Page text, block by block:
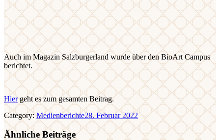
Auch im Magazin Salzburgerland wurde über den BioArt Campus
berichtet.
Hiergeht es zum gesamten Beitrag.
Category:Medienberichte28. Februar 2022
Ähnliche Beiträge